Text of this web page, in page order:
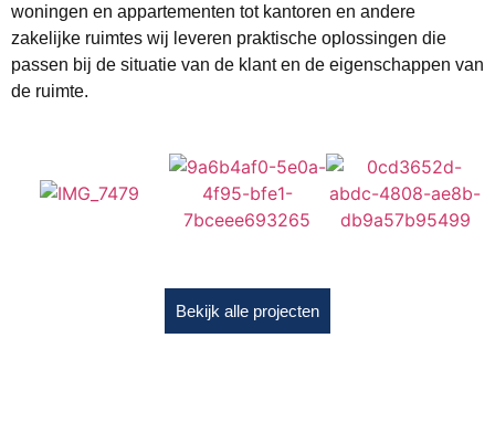
woningen en appartementen tot kantoren en andere
zakelijke ruimtes wij leveren praktische oplossingen die
passen bij de situatie van de klant en de eigenschappen van
de ruimte.
Bekijk alle projecten